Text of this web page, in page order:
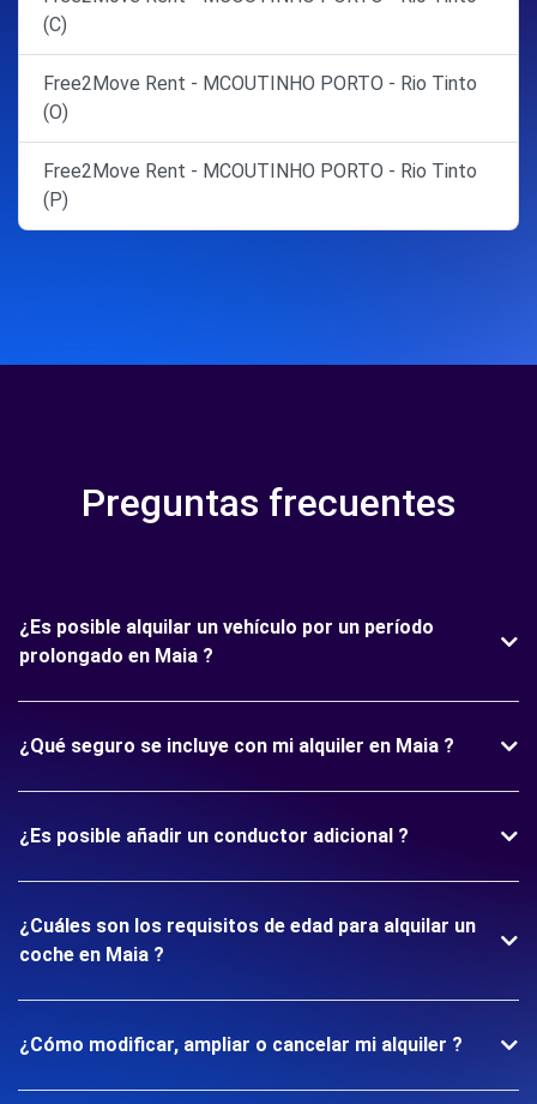
(C)
Free2Move Rent - MCOUTINHO PORTO - Rio Tinto
(O)
Free2Move Rent - MCOUTINHO PORTO - Rio Tinto
(P)
Preguntas frecuentes
¿Es posible alquilar un vehículo por un período
prolongado en Maia ?
¿Qué seguro se incluye con mi alquiler en Maia ?
¿Es posible añadir un conductor adicional ?
¿Cuáles son los requisitos de edad para alquilar un
coche en Maia ?
¿Cómo modificar, ampliar o cancelar mi alquiler ?